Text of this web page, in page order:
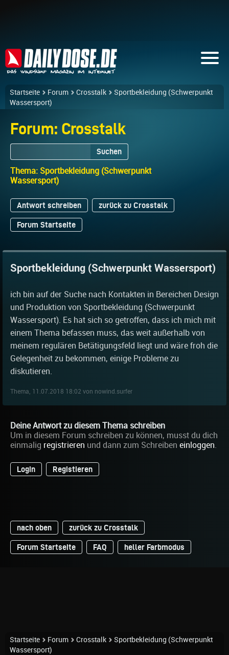
Startseite Forum Crosstalk
Sportbekleidung (Schwerpunkt
Wassersport)
Forum: Crosstalk
Suchen
Thema: Sportbekleidung (Schwerpunkt
Wassersport)
Antwort schreiben zurück zu Crosstalk
Forum Startseite
Sportbekleidung (Schwerpunkt Wassersport)
ich bin auf der Suche nach Kontakten in Bereichen Design
und Produktion von Sportbekleidung (Schwerpunkt
Wassersport). Es hat sich so getroffen, dass ich mich mit
einem Thema befassen muss, das weit außerhalb von
meinem regulären Betätigungsfeld liegt und wäre froh die
Gelegenheit zu bekommen, einige Probleme zu
diskutieren.
Thema, 11.07.2018 18:02 von nowind.surfer
Deine Antwort zu diesem Thema schreiben
Um in diesem Forum schreiben zu können, musst du dich
einmalig registrieren und dann zum Schreiben einloggen.
Login Registieren
nach oben zurück zu Crosstalk
Forum Startseite FAQ heller Farbmodus
Startseite Forum Crosstalk
Sportbekleidung (Schwerpunkt
Wassersport)